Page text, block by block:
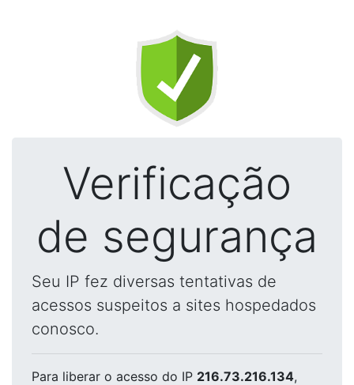
Verificação
de segurança
Seu IP fez diversas tentativas de
acessos suspeitos a sites hospedados
conosco.
Para liberar o acesso do IP 216.73.216.134,